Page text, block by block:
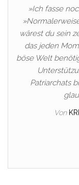
»Ich fasse
wärest du sein
das jeden
böse Welt
Patriarchats
Von